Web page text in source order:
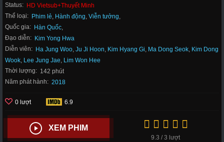
Status: HD Vietsub+Thuyết Minh
Thể loại: Phim lẻ, Hành động, Viễn tưởng,
Quốc gia: Hàn Quốc,
Đạo diễn: Kim Yong Hwa
Diễn viên: Ha Jung Woo, Ju Ji Hoon, Kim Hyang Gi, Ma Dong Seok, Kim Dong
Wook, Lee Jung Jae, Lim Won Hee
Thời lượng: 142 phút
Năm phát hành: 2018
0 lượt 6.9
XEM PHIM
9.3 / 3 lượt